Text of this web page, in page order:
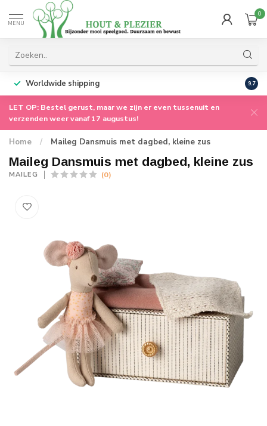
MENU
0
Worldwide shipping 9.7
LET OP: Bestel gerust, maar we zijn er even tussenuit en
verzenden weer vanaf 17 augustus!
Home / Maileg Dansmuis met dagbed, kleine zus
Maileg Dansmuis met dagbed, kleine zus
MAILEG (0)